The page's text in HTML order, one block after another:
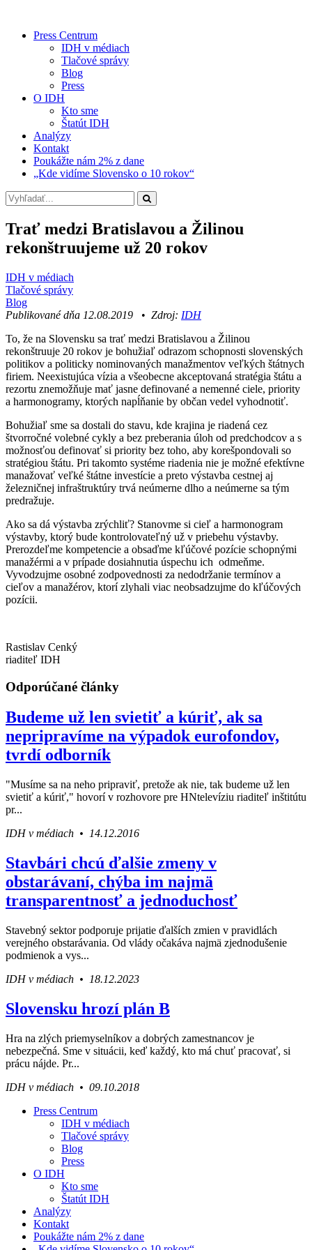
Press Centrum
IDH v médiach
Tlačové správy
Blog
Press
O IDH
Kto sme
Štatút IDH
Analýzy
Kontakt
Poukážte nám 2% z dane
„Kde vidíme Slovensko o 10 rokov“
Trať medzi Bratislavou a Žilinou
rekonštruujeme už 20 rokov
IDH v médiach
Tlačové správy
Blog
Publikované dňa 12.08.2019 • Zdroj: IDH
To, že na Slovensku sa trať medzi Bratislavou a Žilinou
rekonštruuje 20 rokov je bohužiaľ odrazom schopnosti slovenských
politikov a politicky nominovaných manažmentov veľkých štátnych
firiem. Neexistujúca vízia a všeobecne akceptovaná stratégia štátu a
rezortu znemožňuje mať jasne definované a nemenné ciele, priority
a harmonogramy, ktorých napĺňanie by občan vedel vyhodnotiť.
Bohužiaľ sme sa dostali do stavu, kde krajina je riadená cez
štvorročné volebné cykly a bez preberania úloh od predchodcov a s
možnosťou definovať si priority bez toho, aby korešpondovali so
stratégiou štátu. Pri takomto systéme riadenia nie je možné efektívne
manažovať veľké štátne investície a preto výstavba cestnej aj
železničnej infraštruktúry trvá neúmerne dlho a neúmerne sa tým
predražuje.
Ako sa dá výstavba zrýchliť? Stanovme si cieľ a harmonogram
výstavby, ktorý bude kontrolovateľný už v priebehu výstavby.
Prerozdeľme kompetencie a obsaďme kľúčové pozície schopnými
manažérmi a v prípade dosiahnutia úspechu ich odmeňme.
Vyvodzujme osobné zodpovednosti za nedodržanie termínov a
cieľov a manažérov, ktorí zlyhali viac neobsadzujme do kľúčových
pozícii.
Rastislav Cenký
riaditeľ IDH
Odporúčané články
Budeme už len svietiť a kúriť, ak sa
nepripravíme na výpadok eurofondov,
tvrdí odborník
"Musíme sa na neho pripraviť, pretože ak nie, tak budeme už len
svietiť a kúriť," hovorí v rozhovore pre HNtelevíziu riaditeľ inštitútu
pr...
IDH v médiach • 14.12.2016
Stavbári chcú ďalšie zmeny v
obstarávaní, chýba im najmä
transparentnosť a jednoduchosť
Stavebný sektor podporuje prijatie ďalších zmien v pravidlách
verejného obstarávania. Od vlády očakáva najmä zjednodušenie
podmienok a vys...
IDH v médiach • 18.12.2023
Slovensku hrozí plán B
Hra na zlých priemyselníkov a dobrých zamestnancov je
nebezpečná. Sme v situácii, keď každý, kto má chuť pracovať, si
prácu nájde. Pr...
IDH v médiach • 09.10.2018
Váš sprievodca svetom infraštruktúry a
ekonomiky
Press Centrum
IDH v médiach
Tlačové správy
Blog
Press
O IDH
Kto sme
Štatút IDH
Analýzy
Kontakt
Poukážte nám 2% z dane